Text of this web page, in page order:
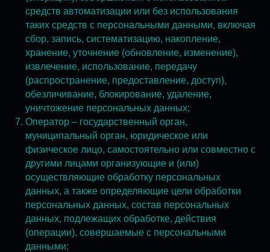
средств автоматизации или без использования
таких средств с персональными данными, включая
сбор, запись, систематизацию, накопление,
хранение, уточнение (обновление, изменение),
извлечение, использование, передачу
(распространение, предоставление, доступ),
обезличивание, блокирование, удаление,
уничтожение персональных данных;
Оператор – государственный орган,
муниципальный орган, юридическое или
физическое лицо, самостоятельно или совместно с
другими лицами организующие и (или)
осуществляющие обработку персональных
данных, а также определяющие цели обработки
персональных данных, состав персональных
данных, подлежащих обработке, действия
(операции), совершаемые с персональными
данными;